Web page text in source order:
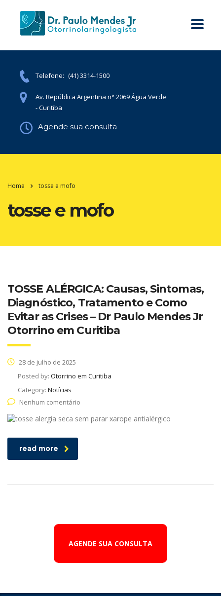
Telefone: (41) 3314-1500
Av. República Argentina n° 2069 Água Verde
- Curitiba
Agende sua consulta
Home tosse e mofo
tosse e mofo
TOSSE ALÉRGICA: Causas, Sintomas,
Diagnóstico, Tratamento e Como
Evitar as Crises – Dr Paulo Mendes Jr
Otorrino em Curitiba
28 de julho de 2025
Posted by: Otorrino em Curitiba
Category: Notícias
Nenhum comentário
read more
AGENDE SUA CONSULTA